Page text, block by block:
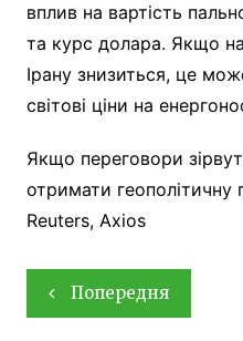
вплив на вартість
та курс долара. Якщо
Ірану знизиться, це
світові ціни на
Якщо переговори
отримати
Reuters, Axios
Навігація
записів
Попередня